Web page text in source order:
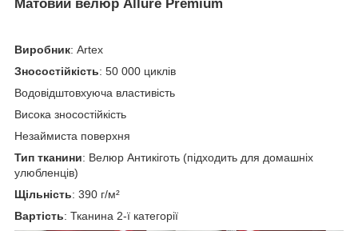
Матовий велюр Allure Premium
Виробник: Artex
Зносостійкість: 50 000 циклів
Водовідштовхуюча властивість
Висока зносостійкість
Незаймиста поверхня
Тип тканини: Велюр Антикіготь (підходить для домашніх
улюбленців)
Щільність: 390 г/м²
Вартість: Тканина 2-ї категорії